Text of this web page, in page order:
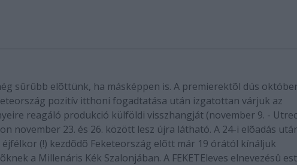
sûrûbb elõttünk, ha másképpen is. A premierektõl dús
pozitív itthoni fogadtatása után izgatottan várjuk az
reagáló produkció külföldi visszhangját (november 9. -
november 23. és 26. között lesz újra látható. A 24-i elõadás
(!) kezdõdõ Feketeország elõtt már 19 órától kínáljuk
a Millenáris Kék Szalonjában. A FEKETEleves elnevezésû